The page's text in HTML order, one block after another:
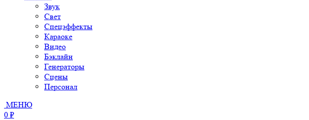
Звук
Свет
Спецэффекты
Караоке
Видео
Бэклайн
Генераторы
Сцены
Персонал
МЕНЮ
0 ₽